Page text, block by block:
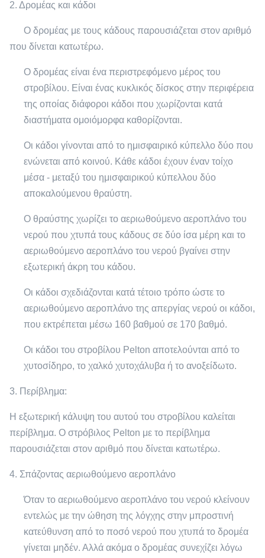
2. Δρομέας και κάδοι
Ο δρομέας με τους κάδους παρουσιάζεται στον αριθμό
που δίνεται κατωτέρω.
Ο δρομέας είναι ένα περιστρεφόμενο μέρος του
στροβίλου. Είναι ένας κυκλικός δίσκος στην περιφέρεια
της οποίας διάφοροι κάδοι που χωρίζονται κατά
διαστήματα ομοιόμορφα καθορίζονται.
Οι κάδοι γίνονται από το ημισφαιρικό κύπελλο δύο που
ενώνεται από κοινού. Κάθε κάδοι έχουν έναν τοίχο
μέσα - μεταξύ του ημισφαιρικού κύπελλου δύο
αποκαλούμενου θραύστη.
Ο θραύστης χωρίζει το αεριωθούμενο αεροπλάνο του
νερού που χτυπά τους κάδους σε δύο ίσα μέρη και το
αεριωθούμενο αεροπλάνο του νερού βγαίνει στην
εξωτερική άκρη του κάδου.
Οι κάδοι σχεδιάζονται κατά τέτοιο τρόπο ώστε το
αεριωθούμενο αεροπλάνο της απεργίας νερού οι κάδοι,
που εκτρέπεται μέσω 160 βαθμού σε 170 βαθμό.
Οι κάδοι του στροβίλου Pelton αποτελούνται από το
χυτοσίδηρο, το χαλκό χυτοχάλυβα ή το ανοξείδωτο.
3. Περίβλημα:
Η εξωτερική κάλυψη του αυτού του στροβίλου καλείται
περίβλημα. Ο στρόβιλος Pelton με το περίβλημα
παρουσιάζεται στον αριθμό που δίνεται κατωτέρω.
4. Σπάζοντας αεριωθούμενο αεροπλάνο
Όταν το αεριωθούμενο αεροπλάνο του νερού κλείνουν
εντελώς με την ώθηση της λόγχης στην μπροστινή
κατεύθυνση από το ποσό νερού που χτυπά το δρομέα
γίνεται μηδέν. Αλλά ακόμα ο δρομέας συνεχίζει λόγω